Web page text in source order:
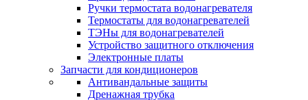
Ручки термостата водонагревателя
Термостаты для водонагревателей
ТЭНы для водонагревателей
Устройство защитного отключения
Электронные платы
Запчасти для кондиционеров
Антивандальные защиты
Дренажная трубка